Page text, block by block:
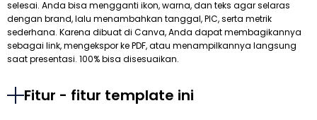
selesai. Anda bisa mengganti ikon, warna, dan teks agar selaras
dengan brand, lalu menambahkan tanggal, PIC, serta metrik
sederhana. Karena dibuat di Canva, Anda dapat membagikannya
sebagai link, mengekspor ke PDF, atau menampilkannya langsung
saat presentasi. 100% bisa disesuaikan.
Fitur - fitur template ini